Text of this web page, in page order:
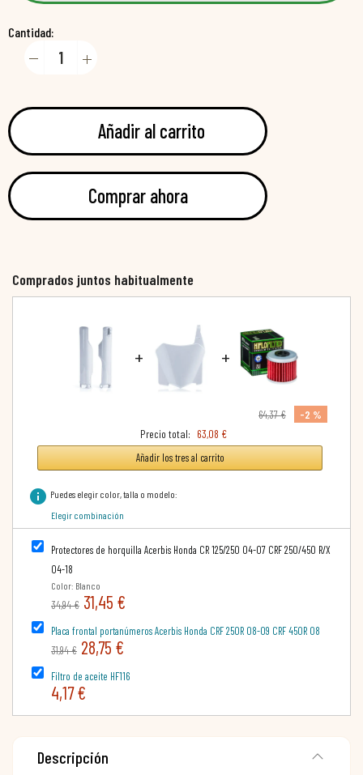
Cantidad:
Añadir al carrito
Comprar ahora
Comprados juntos habitualmente
+ +
64,37 €
-2 %
Precio total: 63,08 €
Añadir los tres al carrito
info Puedes elegir color, talla o modelo:
Elegir combinación
Protectores de horquilla Acerbis Honda CR 125/250 04-07 CRF 250/450 R/X
04-18
Color: Blanco
34,94 € 31,45 €
Placa frontal portanúmeros Acerbis Honda CRF 250R 08-09 CRF 450R 08
31,94 € 28,75 €
Filtro de aceite HF116
4,17 €
Descripción